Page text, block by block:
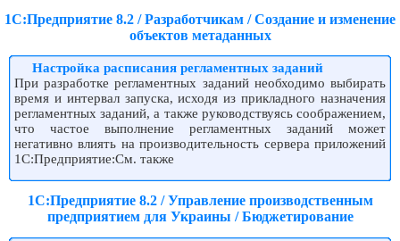
1С:Предприятие 8.2 / Разработчикам / Создание и изменение
объектов метаданных
Настройка расписания регламентных заданий
При разработке регламентных заданий необходимо выбирать
время и интервал запуска, исходя из прикладного назначения
регламентных заданий, а также руководствуясь соображением,
что частое выполнение регламентных заданий может
негативно влиять на производительность сервера приложений
1С:Предприятие:См. также
1С:Предприятие 8.2 / Управление производственным
предприятием для Украины / Бюджетирование